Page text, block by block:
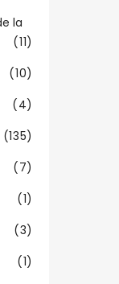
la
(11)
(10)
(4)
(135)
(7)
(1)
(3)
(1)